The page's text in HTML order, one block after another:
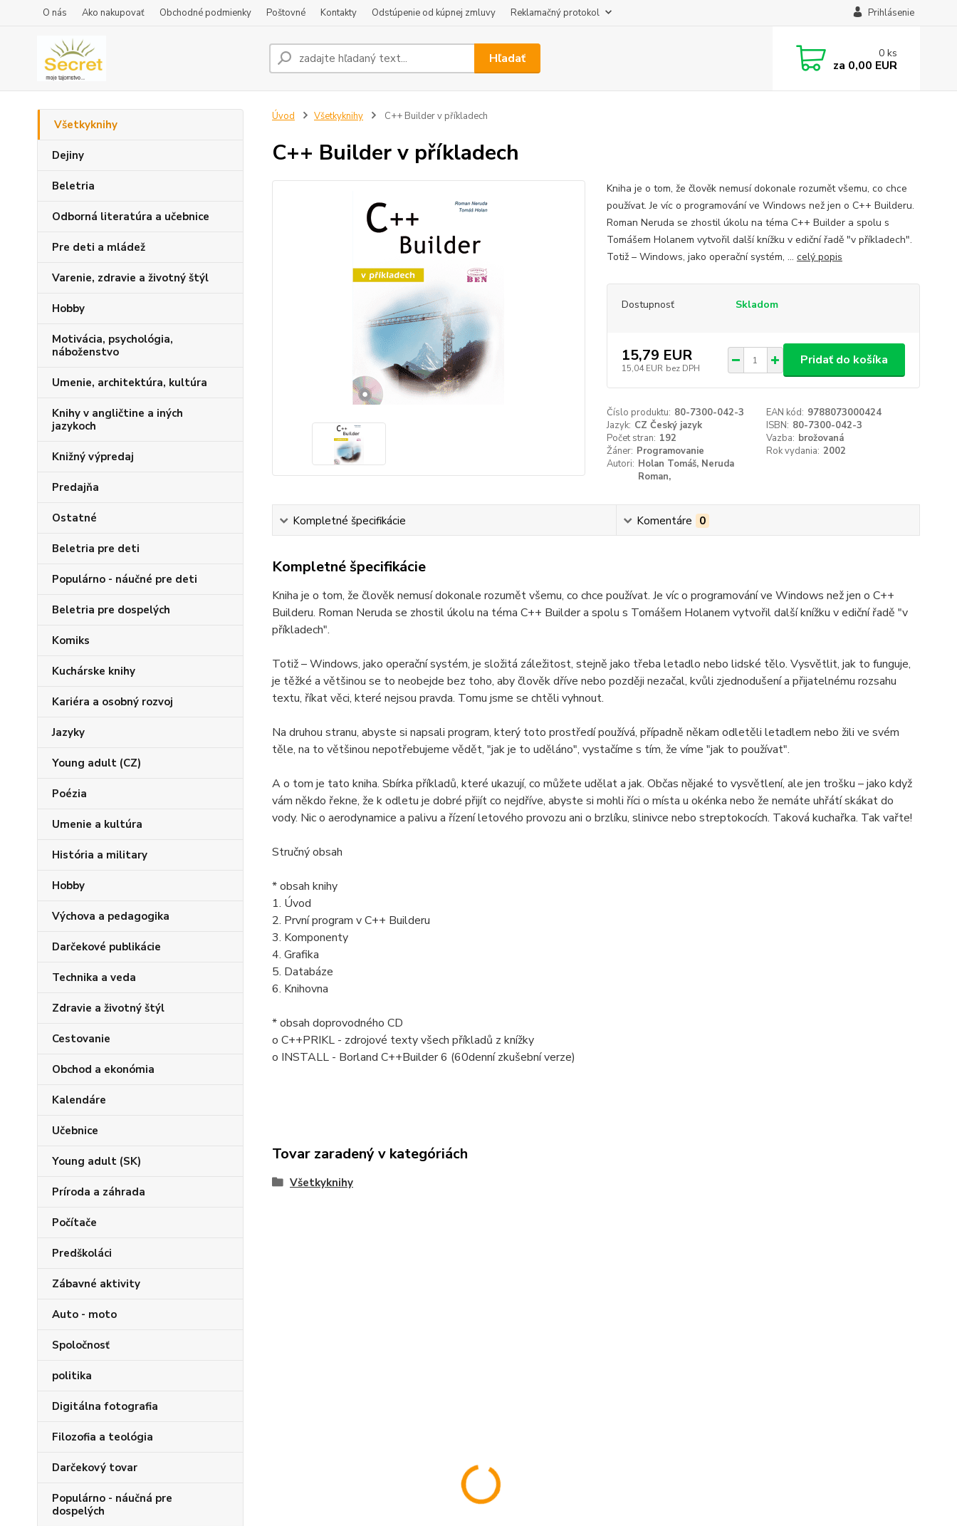
O nás Ako nakupovať Obchodné podmienky Poštovné Kontakty Odstúpenie od kúpnej zmluvy Reklamačný protokol Prihlásenie
Hľadať 0 ks
za 0,00 EUR
Všetkyknihy
Dejiny
Beletria
Odborná literatúra a učebnice
Pre deti a mládež
Varenie, zdravie a životný štýl
Hobby
Motivácia, psychológia,
náboženstvo
Umenie, architektúra, kultúra
Knihy v angličtine a iných
jazykoch
Knižný výpredaj
Predajňa
Ostatné
Beletria pre deti
Populárno - náučné pre deti
Beletria pre dospelých
Komiks
Kuchárske knihy
Kariéra a osobný rozvoj
Jazyky
Young adult (CZ)
Poézia
Umenie a kultúra
História a military
Hobby
Výchova a pedagogika
Darčekové publikácie
Technika a veda
Zdravie a životný štýl
Cestovanie
Obchod a ekonómia
Kalendáre
Učebnice
Young adult (SK)
Príroda a záhrada
Počítače
Predškoláci
Zábavné aktivity
Auto - moto
Spoločnosť
politika
Digitálna fotografia
Filozofia a teológia
Darčekový tovar
Populárno - náučná pre
dospelých
Úvod Všetkyknihy C++ Builder v příkladech
C++ Builder v příkladech
Kniha je o tom, že člověk nemusí dokonale rozumět všemu, co chce
používat. Je víc o programování ve Windows než jen o C++ Builderu.
Roman Neruda se zhostil úkolu na téma C++ Builder a spolu s
Tomášem Holanem vytvořil další knížku v ediční řadě "v příkladech".
Totiž – Windows, jako operační systém, ... celý popis
Dostupnosť Skladom
15,79 EUR
15,04 EUR bez DPH
Pridať do košíka
Číslo produktu: 80-7300-042-3 EAN kód: 9788073000424
Jazyk: CZ Český jazyk ISBN: 80-7300-042-3
Počet stran: 192 Vazba: brožovaná
Žáner: Programovanie Rok vydania: 2002
Autori: Holan Tomáš, Neruda
Roman,
Kompletné špecifikácie Komentáre 0
Kompletné špecifikácie
Kniha je o tom, že člověk nemusí dokonale rozumět všemu, co chce používat. Je víc o programování ve Windows než jen o C++
Builderu. Roman Neruda se zhostil úkolu na téma C++ Builder a spolu s Tomášem Holanem vytvořil další knížku v ediční řadě "v
příkladech".
Totiž – Windows, jako operační systém, je složitá záležitost, stejně jako třeba letadlo nebo lidské tělo. Vysvětlit, jak to funguje,
je těžké a většinou se to neobejde bez toho, aby člověk dříve nebo později nezačal, kvůli zjednodušení a přijatelnému rozsahu
textu, říkat věci, které nejsou pravda. Tomu jsme se chtěli vyhnout.
Na druhou stranu, abyste si napsali program, který toto prostředí používá, případně někam odletěli letadlem nebo žili ve svém
těle, na to většinou nepotřebujeme vědět, "jak je to uděláno", vystačíme s tím, že víme "jak to používat".
A o tom je tato kniha. Sbírka příkladů, které ukazují, co můžete udělat a jak. Občas nějaké to vysvětlení, ale jen trošku – jako když
vám někdo řekne, že k odletu je dobré přijít co nejdříve, abyste si mohli říci o místa u okénka nebo že nemáte uhřátí skákat do
vody. Nic o aerodynamice a palivu a řízení letového provozu ani o brzlíku, slinivce nebo streptokocích. Taková kuchařka. Tak vařte!
Stručný obsah
* obsah knihy
1. Úvod
2. První program v C++ Builderu
3. Komponenty
4. Grafika
5. Databáze
6. Knihovna
* obsah doprovodného CD
o C++PRIKL - zdrojové texty všech příkladů z knížky
o INSTALL - Borland C++Builder 6 (60denní zkušební verze)
Tovar zaradený v kategóriách
Všetkyknihy